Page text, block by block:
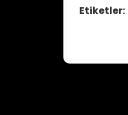
Etiketler: